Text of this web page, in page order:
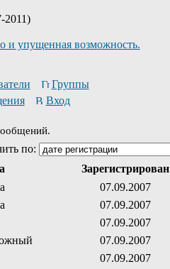
2011)
и упущенная возможность.
Группы
Вход
по:
Зарегистрирован
07.09.2007
07.09.2007
07.09.2007
07.09.2007
07.09.2007